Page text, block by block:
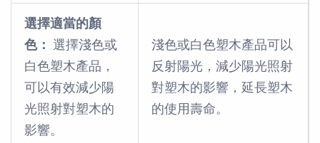
選擇適當的顏
色： 選擇淺色或
白色塑木產品，
可以有效減少陽
光照射對塑木的
影響。
淺色或白色塑木產品可以
反射陽光，減少陽光照射
對塑木的影響，延長塑木
的使用壽命。